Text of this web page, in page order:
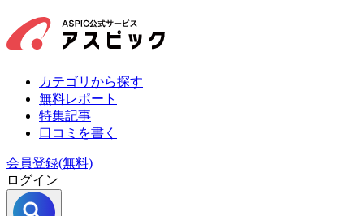
カテゴリから探す
無料レポート
特集記事
口コミを書く
会員登録(無料)
ログイン